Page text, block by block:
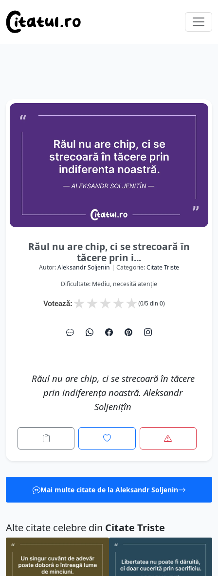
Răul nu are chip, ci se strecoară în
tăcere prin i...
Autor:Aleksandr Soljenin | Categorie:Citate Triste
Dificultate: Mediu, necesită atenție
Votează: ★
★
★
★
★ (0/5 din 0)
Răul nu are chip, ci se strecoară în tăcere
prin indiferența noastră. Aleksandr
Soljenițîn
Mai multe citate de la Aleksandr Soljenin
Alte citate celebre din Citate Triste